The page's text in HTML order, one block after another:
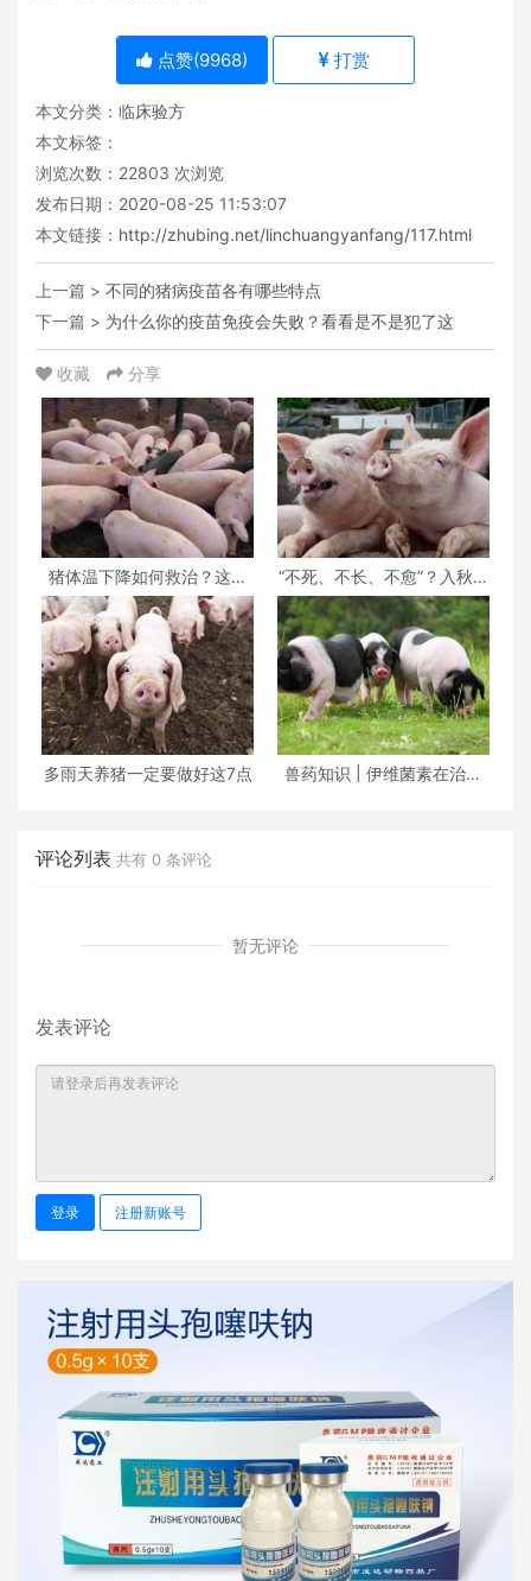
点赞(9968) 打赏
本文分类： 临床验方
本文标签：
浏览次数： 22803 次浏览
发布日期：2020-08-25 11:53:07
本文链接： http://zhubing.net/linchuangyanfang/117.html
上一篇 > 不同的猪病疫苗各有哪些特点
下一篇 > 为什么你的疫苗免疫会失败？看看是不是犯了这
收藏 分享
猪体温下降如何救治？这位
老兽医给出了这套方
“不死、不长、不愈”？入秋以
后，养猪人请警
多雨天养猪一定要做好这7点
兽药知识 | 伊维菌素在治疗
评论列表 共有 0 条评论
暂无评论
发表评论
登录 注册新账号